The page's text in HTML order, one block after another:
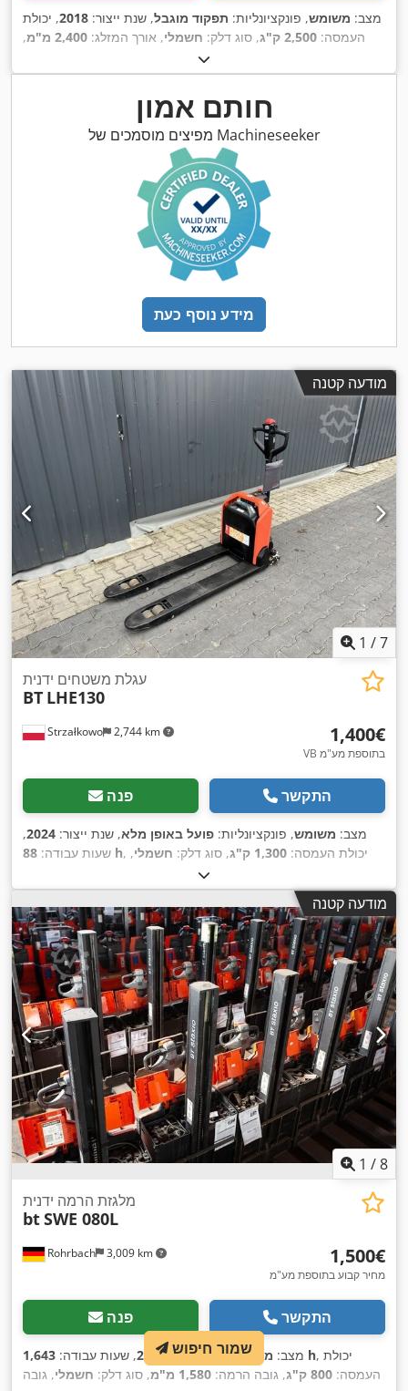
מצב: משומש, פונקציונליות: תפקוד מוגבל, שנת ייצור: 2018, יכולת
העמסה: 2,500 ק"ג , סוג דלק: חשמלי, אורך המזלג: 2,400 מ"מ
,
חותם אמון
מפיצים מוסמכים של Machineseeker
מידע נוסף כעת
מודעה קטנה
1 /7
Strzałkowo 2,744 km
עגלת משטחים ידנית
BT LHE130
‏1,400 ‏€
VB בתוספת מע"מ
פנה התקשר
מצב: משומש, פונקציונליות: פועל באופן מלא, שנת ייצור: 2024
,
שעות עבודה: 88 h , יכולת העמסה: 1,300 ק"ג , סוג דלק: חשמלי,
מודעה קטנה
1 /8
Rohrbach 3,009 km
מלגזת הרמה ידנית
btSWE 080L
‏1,500 ‏€
מחיר קבוע בתוספת מע"מ
פנה התקשר
מצב: משומש, שנת ייצור:2013, שעות עבודה: 1,643 h, יכולת
העמסה: 800 ק"ג , גובה הרמה: 1,580 מ"מ , סוג דלק: חשמלי, גובה
שמור חיפוש